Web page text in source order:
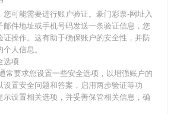
可能需要进行账户验证。豪门彩票-网址入
邮件地址或手机号码发送一条验证信息，您
证操作。这有助于确保账户的安全性，并防
人信息。
选项
常要求您设置一些安全选项，以增强账户的
置安全问题和答案，启用两步验证等功
设置相关选项，并妥善保管相关信息，确